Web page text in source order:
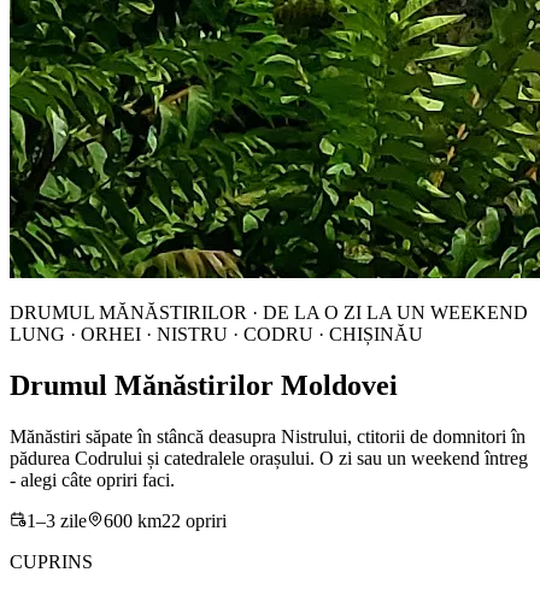
DRUMUL MĂNĂSTIRILOR · DE LA O ZI LA UN WEEKEND
LUNG · ORHEI · NISTRU · CODRU · CHIȘINĂU
Drumul Mănăstirilor Moldovei
Mănăstiri săpate în stâncă deasupra Nistrului, ctitorii de domnitori în
pădurea Codrului și catedralele orașului. O zi sau un weekend întreg
- alegi câte opriri faci.
1–3 zile 600 km22 opriri
CUPRINS